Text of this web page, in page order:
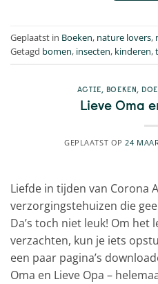
Geplaatst in Boeken, nature lovers,
Getagd bomen, insecten, kinderen,
ACTIE BOEKEN DOE
Lieve Oma
GEPLAATST OP24
Liefde in tijden van Corona
verzorgingstehuizen die
Da’s toch niet leuk! Om het
verzachten, kun je iets
een paar pagina’s
Oma en Lieve Opa –